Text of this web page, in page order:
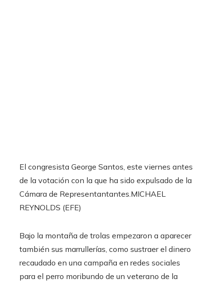
El congresista George Santos, este viernes antes
de la votación con la que ha sido expulsado de la
Cámara de Representantantes. MICHAEL
REYNOLDS (EFE)
Bajo la montaña de trolas empezaron a aparecer
también sus marrullerías, como sustraer el dinero
recaudado en una campaña en redes sociales
para el perro moribundo de un veterano de la